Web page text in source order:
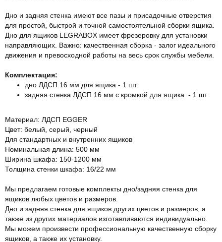
Дно и задняя стенка имеют все пазы и присадочные отверстия
для простой, быстрой и точной самостоятельной сборки ящика.
Дно для ящиков LEGRABOX имеет фрезеровку для установки
направляющих. Важно: качественная сборка - залог идеального
движения и превосходной работы на весь срок службы мебели.
Комплектация:
дно ЛДСП 16 мм для ящика - 1 шт
задняя стенка ЛДСП 16 мм с кромкой для ящика - 1 шт
Материал: ЛДСП EGGER
Цвет: белый, серый, черный
Для стандартных и внутренних ящиков
Номинальная длина: 500 мм
Ширина шкафа: 150-1200 мм
Толщина стенки шкафа: 16/22 мм
Мы предлагаем готовые комплекты дно/задняя стенка для
ящиков любых цветов и размеров.
Дно и задняя стенка для ящиков других цветов и размеров, а
также из других материалов изготавливаются индивидуально.
Мы можем произвести профессиональную качественную сборку
ящиков, а также их установку.